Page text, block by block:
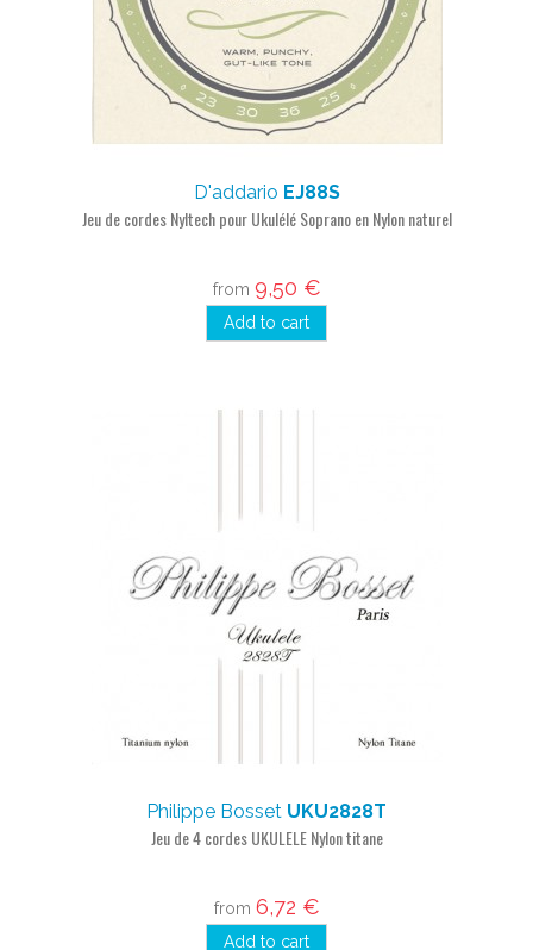
D'addario EJ88S
Jeu de cordes Nyltech pour Ukulélé Soprano en Nylon naturel
from 9,50 €
Add to cart
Philippe Bosset UKU2828T
Jeu de 4 cordes UKULELE Nylon titane
from 6,72 €
Add to cart